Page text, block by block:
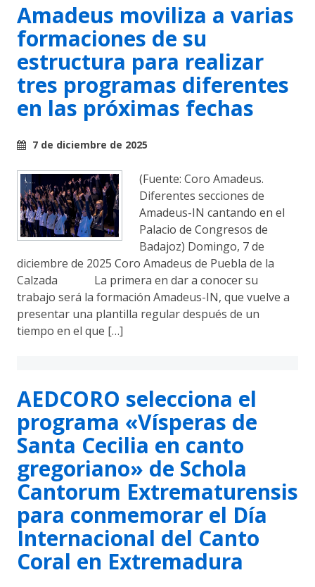
Amadeus moviliza a varias
formaciones de su
estructura para realizar
tres programas diferentes
en las próximas fechas
7 de diciembre de 2025
(Fuente: Coro Amadeus.
Diferentes secciones de
Amadeus-IN cantando en el
Palacio de Congresos de
Badajoz) Domingo, 7 de
diciembre de 2025 Coro Amadeus de Puebla de la
Calzada La primera en dar a conocer su
trabajo será la formación Amadeus-IN, que vuelve a
presentar una plantilla regular después de un
tiempo en el que […]
AEDCORO selecciona el
programa «Vísperas de
Santa Cecilia en canto
gregoriano» de Schola
Cantorum Extrematurensis
para conmemorar el Día
Internacional del Canto
Coral en Extremadura